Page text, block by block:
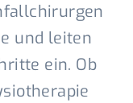
und leiten
ein. Ob